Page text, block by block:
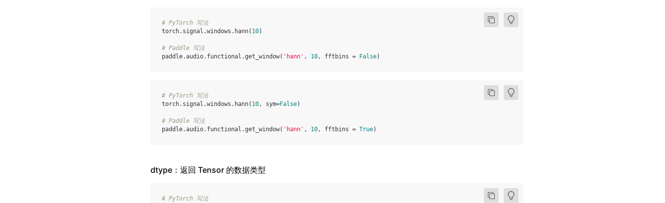
# PyTorch 写法
torch. signal .windows . hann( 10)
# Paddle 写法
paddle.audio. functional .get_window( 'hann' , 10, fftbins = False)
# PyTorch 写法
torch. signal .windows . hann( 10, sym=False)
# Paddle 写法
paddle.audio. functional .get_window( 'hann' , 10, fftbins = True)
dtype：返回 Tensor 的数据类型
# PyTorch 写法